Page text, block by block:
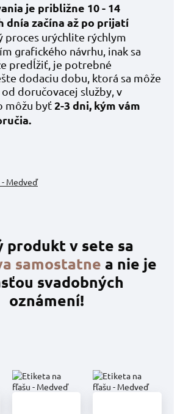
je približne 10 - 14
dnía začína až po prijatí
proces urýchlite rýchlym
grafického návrhu, inak sa
predĺžiť, je potrebné
dodaciu dobu, ktorá sa môže
doručovacej služby, v
môžu byť2-3 dni, kým vám
produkt v sete sa
samostatne a nie je
svadobných
oznámení!